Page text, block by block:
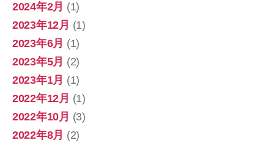
2024年2月 (1)
2023年12月 (1)
2023年6月 (1)
2023年5月 (2)
2023年1月 (1)
2022年12月 (1)
2022年10月 (3)
2022年8月 (2)